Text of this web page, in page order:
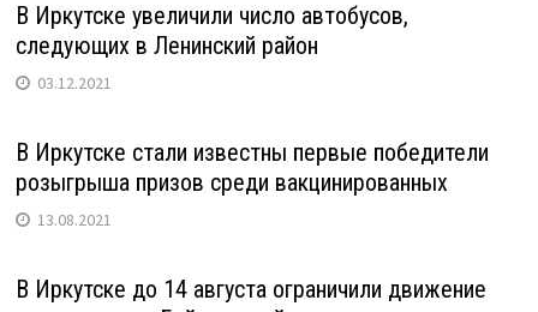
В Иркутске увеличили число автобусов,
следующих в Ленинский район
03.12.2021
В Иркутске стали известны первые победители
розыгрыша призов среди вакцинированных
13.08.2021
В Иркутске до 14 августа ограничили движение